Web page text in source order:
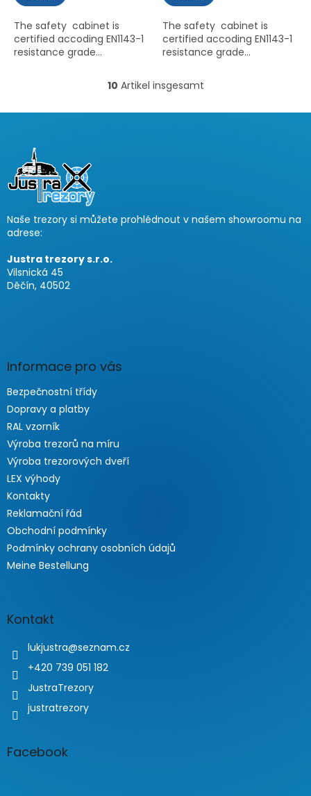
The safety cabinet is
certified accoding EN1143-1
resistance grade...
The safety cabinet is
certified accoding EN1143-1
resistance grade...
S
e
e
10 Artikel insgesamt
e
Naše trezory si můžete prohlédnout v našem showroomu na
adrese:
Justra trezory s.r.o.
Vilsnická 45
Děčín, 40502
Informace pro vás
Bezpečnostní třídy
Dopravy a platby
RAL vzorník
Výroba trezorů na míru
Výroba trezorových dveří
LEX výhody
Kontakty
Reklamační řád
Obchodní podmínky
Podmínky ochrany osobních údajů
Meine Bestellung
Kontakt
lukjustra@seznam.cz
+420 739 051 182
JustraTrezory
justratrezory
Facebook